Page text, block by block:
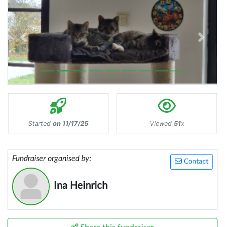
Previous Next
Started on 11/17/25 Viewed 51x
Contact
Fundraiser organised by:
Ina Heinrich